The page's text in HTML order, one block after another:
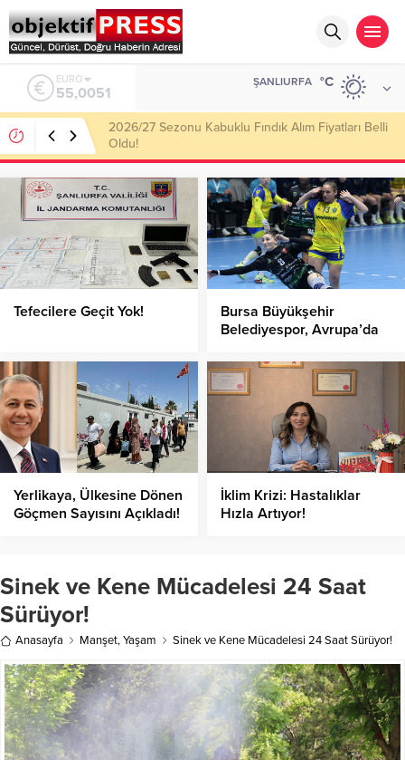
ALTIN
6.584,66
ŞANLIURFA °C
Haliliye Belediyesi Her Gün 4 Bin 898 Kişiye Sıcak
Yemek Ulaştırıyor!
Tefecilere Geçit Yok!
Bursa Büyükşehir
Belediyespor, Avrupa’da
Yerlikaya, Ülkesine Dönen
Göçmen Sayısını Açıkladı!
İklim Krizi: Hastalıklar
Hızla Artıyor!
Sinek ve Kene Mücadelesi 24 Saat
Sürüyor!
Anasayfa Manşet,Yaşam Sinek ve Kene Mücadelesi 24 Saat Sürüyor!